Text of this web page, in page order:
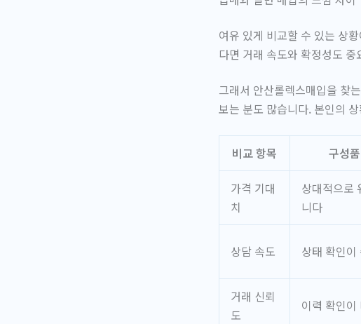
여유 있게 비교할 수 있는 상
다면 거래 속도와 확정성도
그래서 안산롤렉스매입을 찾
보는 분도 많습니다. 본인의
비교 항목 구성
가격 기대
치
상대적으로
니다
상담 속도 상태 확인
거래 신뢰
도
이력 확인